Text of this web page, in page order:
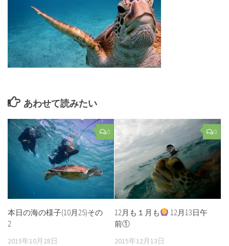
あわせて読みたい
0
本日の海の様子(10月25)その
2
2015年10月28日
0
12月も１月も
12月13日午
前①
2015年12月13日